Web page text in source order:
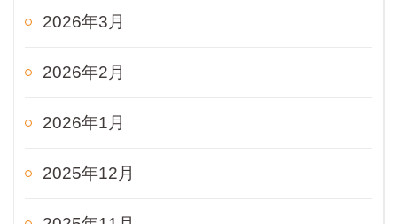
2026年3月
2026年2月
2026年1月
2025年12月